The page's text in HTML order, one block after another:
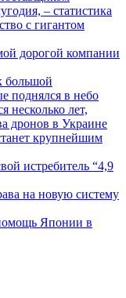
– статистика
с гигантом
дорогой компании
большой
поднялся в небо
лет,
дронов в Украине
крупнейшим
истребитель “4,9
на новую систему
Японии в